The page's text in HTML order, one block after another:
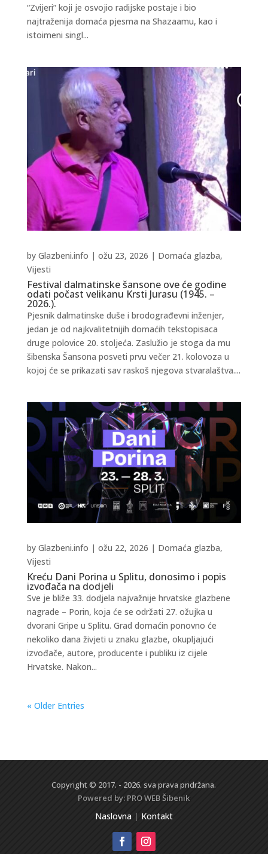
“Zvijeri” koji je osvojio radijske postaje i bio
najtraženija domaća pjesma na Shazaamu, kao i
istoimeni singl...
Festival dalmatinske šansone ove će godine
odati počast velikanu Krsti Jurasu (1945. –
2026.).
by Glazbeni.info | ožu 23, 2026 | Domaća glazba,
Vijesti
Pjesnik dalmatinske duše i brodograđevni inženjer,
jedan je od najkvalitetnijih domaćih tekstopisaca
druge polovice 20. stoljeća. Zaslužio je stoga da mu
šibenska Šansona posveti prvu večer 21. kolovoza u
kojoj će se prikazati sav raskoš njegova stvaralaštva....
Kreću Dani Porina u Splitu, donosimo i popis
izvođača na dodjeli
by Glazbeni.info | ožu 22, 2026 | Domaća glazba,
Vijesti
Sve je bliže 33. dodjela najvažnije hrvatske glazbene
nagrade – Porin, koja će se održati 27. ožujka u
dvorani Gripe u Splitu. Grad domaćin ponovno će
nekoliko dana živjeti u znaku glazbe, okupljajući
izvođače, autore, producente i publiku iz cijele
Hrvatske. Nakon...
« Older Entries
Copyright © 2017. - 2026. sva prava pridržana.
Powered by: PRO WEBŠibenik
Naslovna| Kontakt